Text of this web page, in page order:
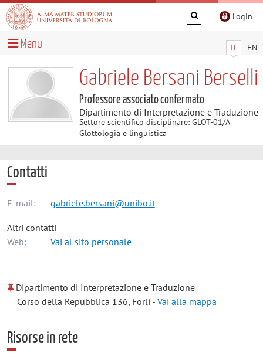
Login
IT EN
Menu
Gabriele Bersani Berselli
Professore associato confermato
Dipartimento di Interpretazione e Traduzione
Settore scientifico disciplinare: GLOT-01/A
Glottologia e linguistica
Contatti
E-mail: gabriele.bersani@unibo.it
Altri contatti
Web:
Vai al sito personale
Dipartimento di Interpretazione e Traduzione
Corso della Repubblica 136, Forlì -Vai alla mappa
Risorse in rete